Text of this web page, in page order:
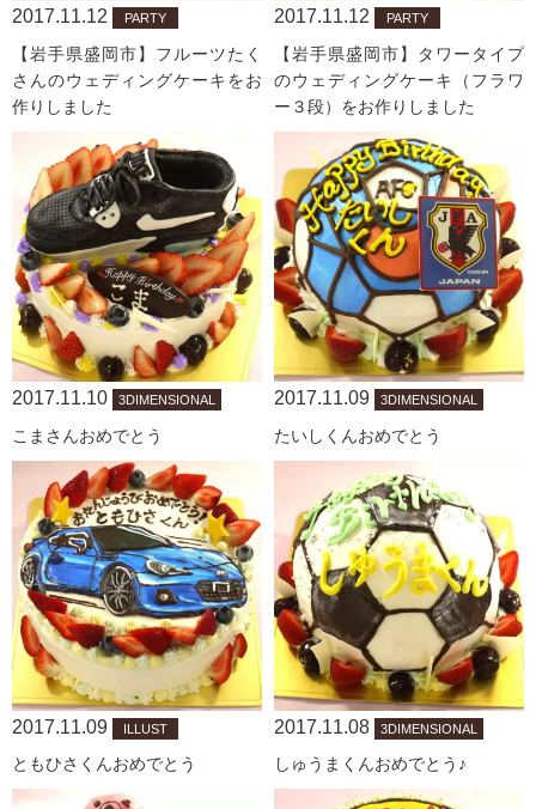
2017.11.12 PARTY
【岩手県盛岡市】フルーツたく
さんのウェディングケーキをお
作りしました
2017.11.12 PARTY
【岩手県盛岡市】タワータイプ
のウェディングケーキ（フラワ
ー３段）をお作りしました
2017.11.10 3DIMENSIONAL
こまさんおめでとう
2017.11.09 3DIMENSIONAL
たいしくんおめでとう
2017.11.09 ILLUST
ともひさくんおめでとう
2017.11.08 3DIMENSIONAL
しゅうまくんおめでとう♪